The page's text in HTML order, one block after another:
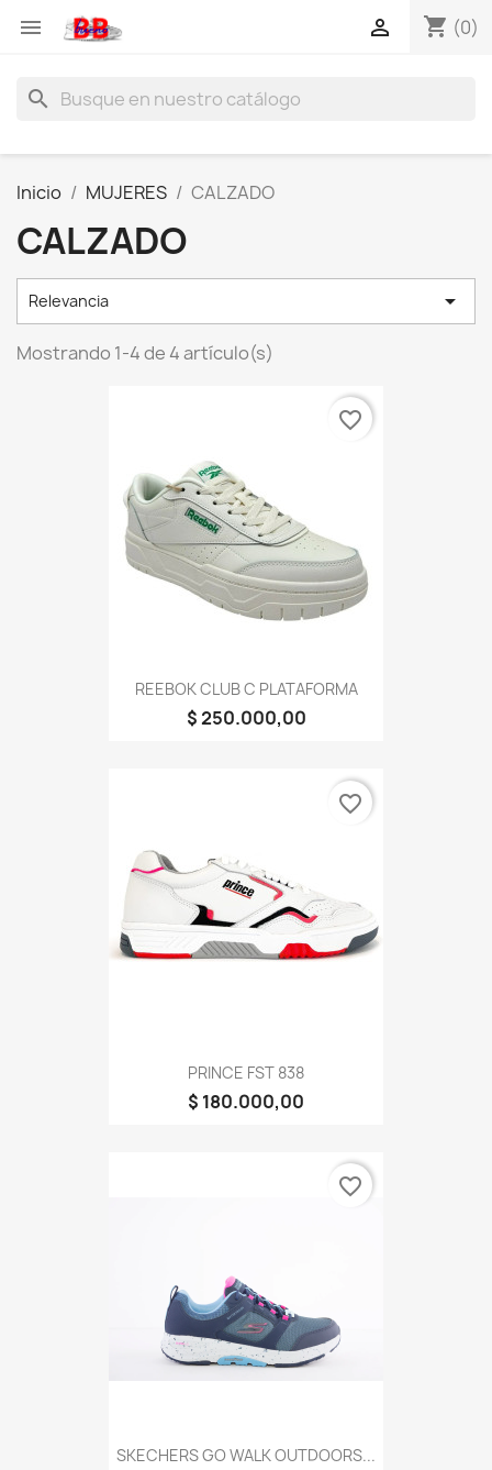
 shopping_cart (0)

search
Inicio MUJERES CALZADO
CALZADO
Relevancia 
Mostrando 1-4 de 4 artículo(s)
REEBOK CLUB C PLATAFORMA
$ 250.000,00
favorite_border
PRINCE FST 838
$ 180.000,00
favorite_border
SKECHERS GO WALK OUTDOORS...
favorite_border